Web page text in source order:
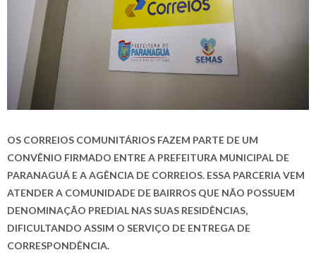
OS CORREIOS COMUNITÁRIOS FAZEM PARTE DE UM
CONVÊNIO FIRMADO ENTRE A PREFEITURA MUNICIPAL DE
PARANAGUÁ E A AGÊNCIA DE CORREIOS. ESSA PARCERIA VEM
ATENDER A COMUNIDADE DE BAIRROS QUE NÃO POSSUEM
DENOMINAÇÃO PREDIAL NAS SUAS RESIDÊNCIAS,
DIFICULTANDO ASSIM O SERVIÇO DE ENTREGA DE
CORRESPONDÊNCIA.